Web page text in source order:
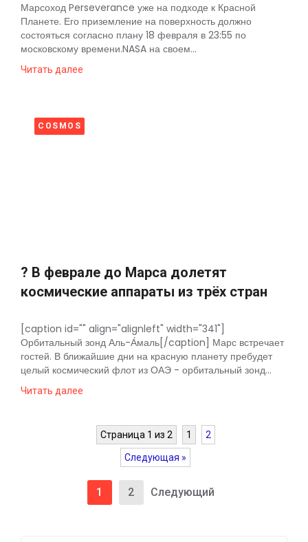
Марсоход Perseverance уже на подходе к Красной
Планете. Его приземление на поверхность должно
состояться согласно плану 18 февраля в 23:55 по
московскому времени.NASA на своем...
Читать далее
COSMOS
? В феврале до Марса долетят
космические аппараты из трёх стран
[caption id="" align="alignleft" width="341"]
Орбитальный зонд Аль-А́маль[/caption] Марс встречает
гостей. В ближайшие дни на красную планету пребудет
целый космический флот из ОАЭ - орбитальный зонд...
Читать далее
Страница 1 из 2 1 2
Следующая »
1 2 Следующий